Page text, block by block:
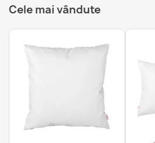
Cele mai vândute